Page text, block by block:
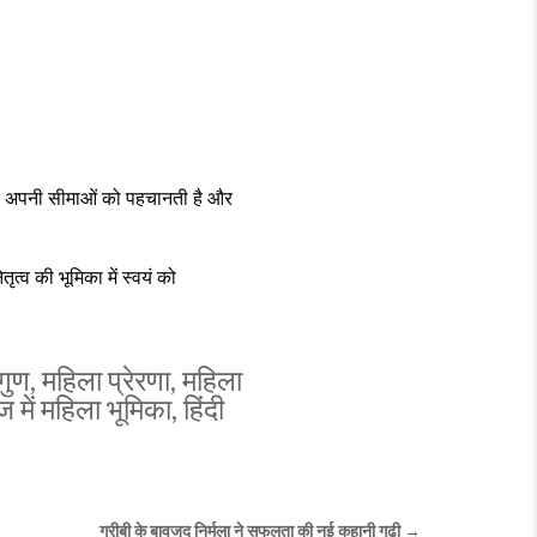
अपनी सीमाओं को पहचानती है और
की भूमिका में स्वयं को
,महिला प्रेरणा,महिला
में महिला भूमिका,हिंदी
गरीबी के बावजूद निर्मला ने सफलता की नई कहानी गढ़ी →